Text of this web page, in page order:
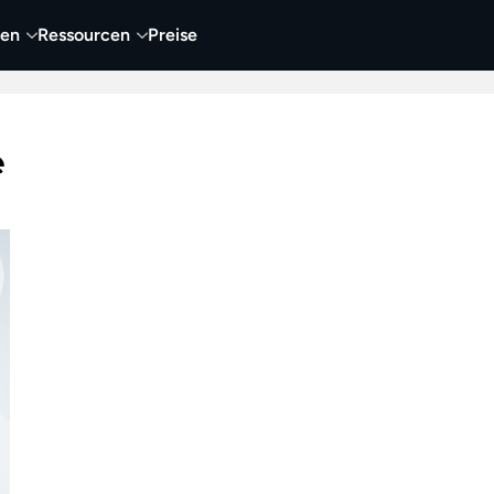
Ressourcen Preise
Video Visueller Content